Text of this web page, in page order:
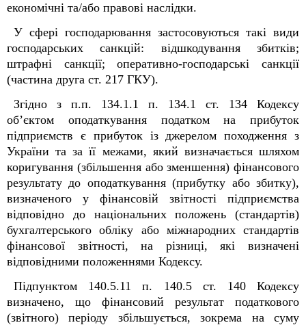
економічні та/або правові наслідки.
У сфері господарювання застосовуються такі види
господарських санкцій: відшкодування збитків;
штрафні санкції; оперативно-господарські санкції
(частина друга ст. 217 ГКУ).
Згідно з п.п. 134.1.1 п. 134.1 ст. 134 Кодексу
об’єктом оподаткування податком на прибуток
підприємств є прибуток із джерелом походження з
України та за її межами, який визначається шляхом
коригування (збільшення або зменшення) фінансового
результату до оподаткування (прибутку або збитку),
визначеного у фінансовій звітності підприємства
відповідно до національних положень (стандартів)
бухгалтерського обліку або міжнародних стандартів
фінансової звітності, на різниці, які визначені
відповідними положеннями Кодексу.
Підпунктом 140.5.11 п. 140.5 ст. 140 Кодексу
визначено, що фінансовий результат податкового
(звітного) періоду збільшується, зокрема на суму